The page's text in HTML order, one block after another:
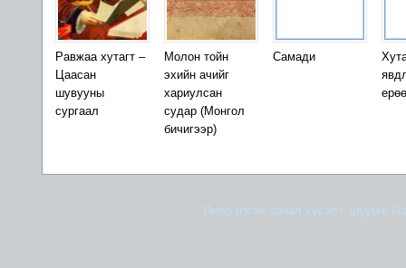
Равжаа хутагт –
Цаасан
шувууны
сургаал
Молон тойн
эхийн ачийг
хариулсан
судар (Монгол
бичигээр)
Самади
Ямар нэгэн санал хүсэлт, шүүмж